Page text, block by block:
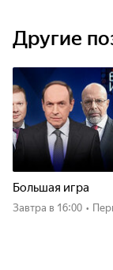
Другие
Большая игра
Завтра в 16:00 •